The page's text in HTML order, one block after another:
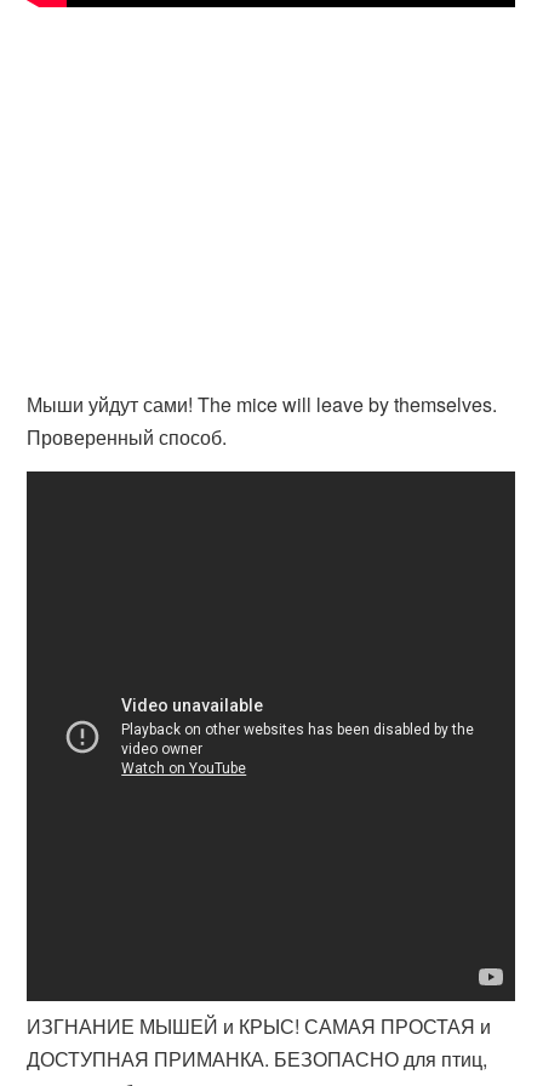
Мыши уйдут сами! The mice will leave by themselves.
Проверенный способ.
ИЗГНАНИЕ МЫШЕЙ и КРЫС! САМАЯ ПРОСТАЯ и
ДОСТУПНАЯ ПРИМАНКА. БЕЗОПАСНО для птиц,